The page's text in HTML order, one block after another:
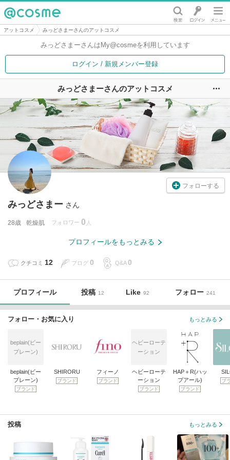
@cosme
アットコスメ みっどさまーさんのアットコスメ
みっどさまーさんは My@cosmeを利用しています
ログイン / 新規メンバー登録
みっどさまーさんのアットコスメ
フォローする
みっどさまー さん
28歳 乾燥肌 フォロワー 0
プロフィールをもっとみる
クチコミ 12 ブログ 0 Q&A 0
プロフィール 投稿 12 Like 92 フォロー 241
フォロー・お気に入り もっとみる
beplain(ビー
プレーン)
beplain(ビー
プレーン)
ブランド
SHIRORU
ブランド
フィーノ
ブランド
ヘビーローテ
ーション
ヘビーローテ
ーション
ブランド
HAP＋R(ハッ
プアール)
ブランド
ブ
投稿 もっとみる